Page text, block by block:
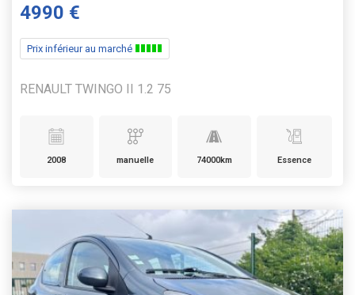
4990 €
Prix inférieur au marché
RENAULT TWINGO II 1.2 75
2008 manuelle 74000km Essence